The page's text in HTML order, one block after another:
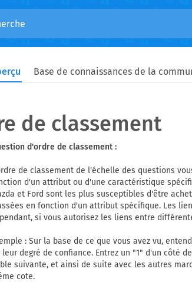
Base de connaissances de la
de classement
d'ordre de classement :
de classement de l'échelle des questions
d'un attribut ou d'une caractéristique
et Ford sont les plus susceptibles d'être
en fonction d'un attribut spécifique. Les
si vous autorisez les liens entre
: Sur la base de ce que vous avez vu,
leur degré de confiance. Entrez un "1" d'un côté
suivante, et ainsi de suite avec les autres
cote.